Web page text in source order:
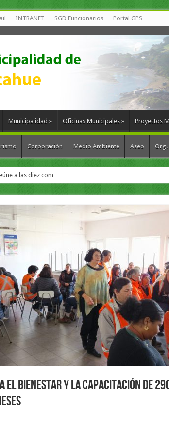
INTRANET SGD Funcionarios Portal GPS
Municipalidad » Oficinas Municipales » Proyectos
Corporación Medio Ambiente Aseo Org.
a las diez comunas para fortalecer la gestión de residuos
el bienestar y la capacitación de